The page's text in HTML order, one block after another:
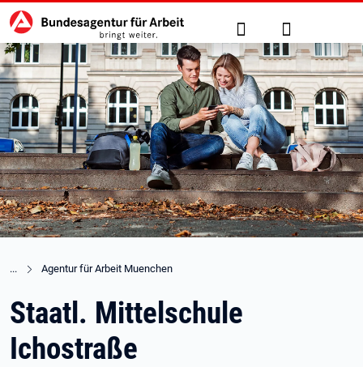
zu den Hauptinhalten springen
Hauptnavigation Suche Anmelden
Agentur für Arbeit Muenchen
Staatl. Mittelschule
Ichostraße